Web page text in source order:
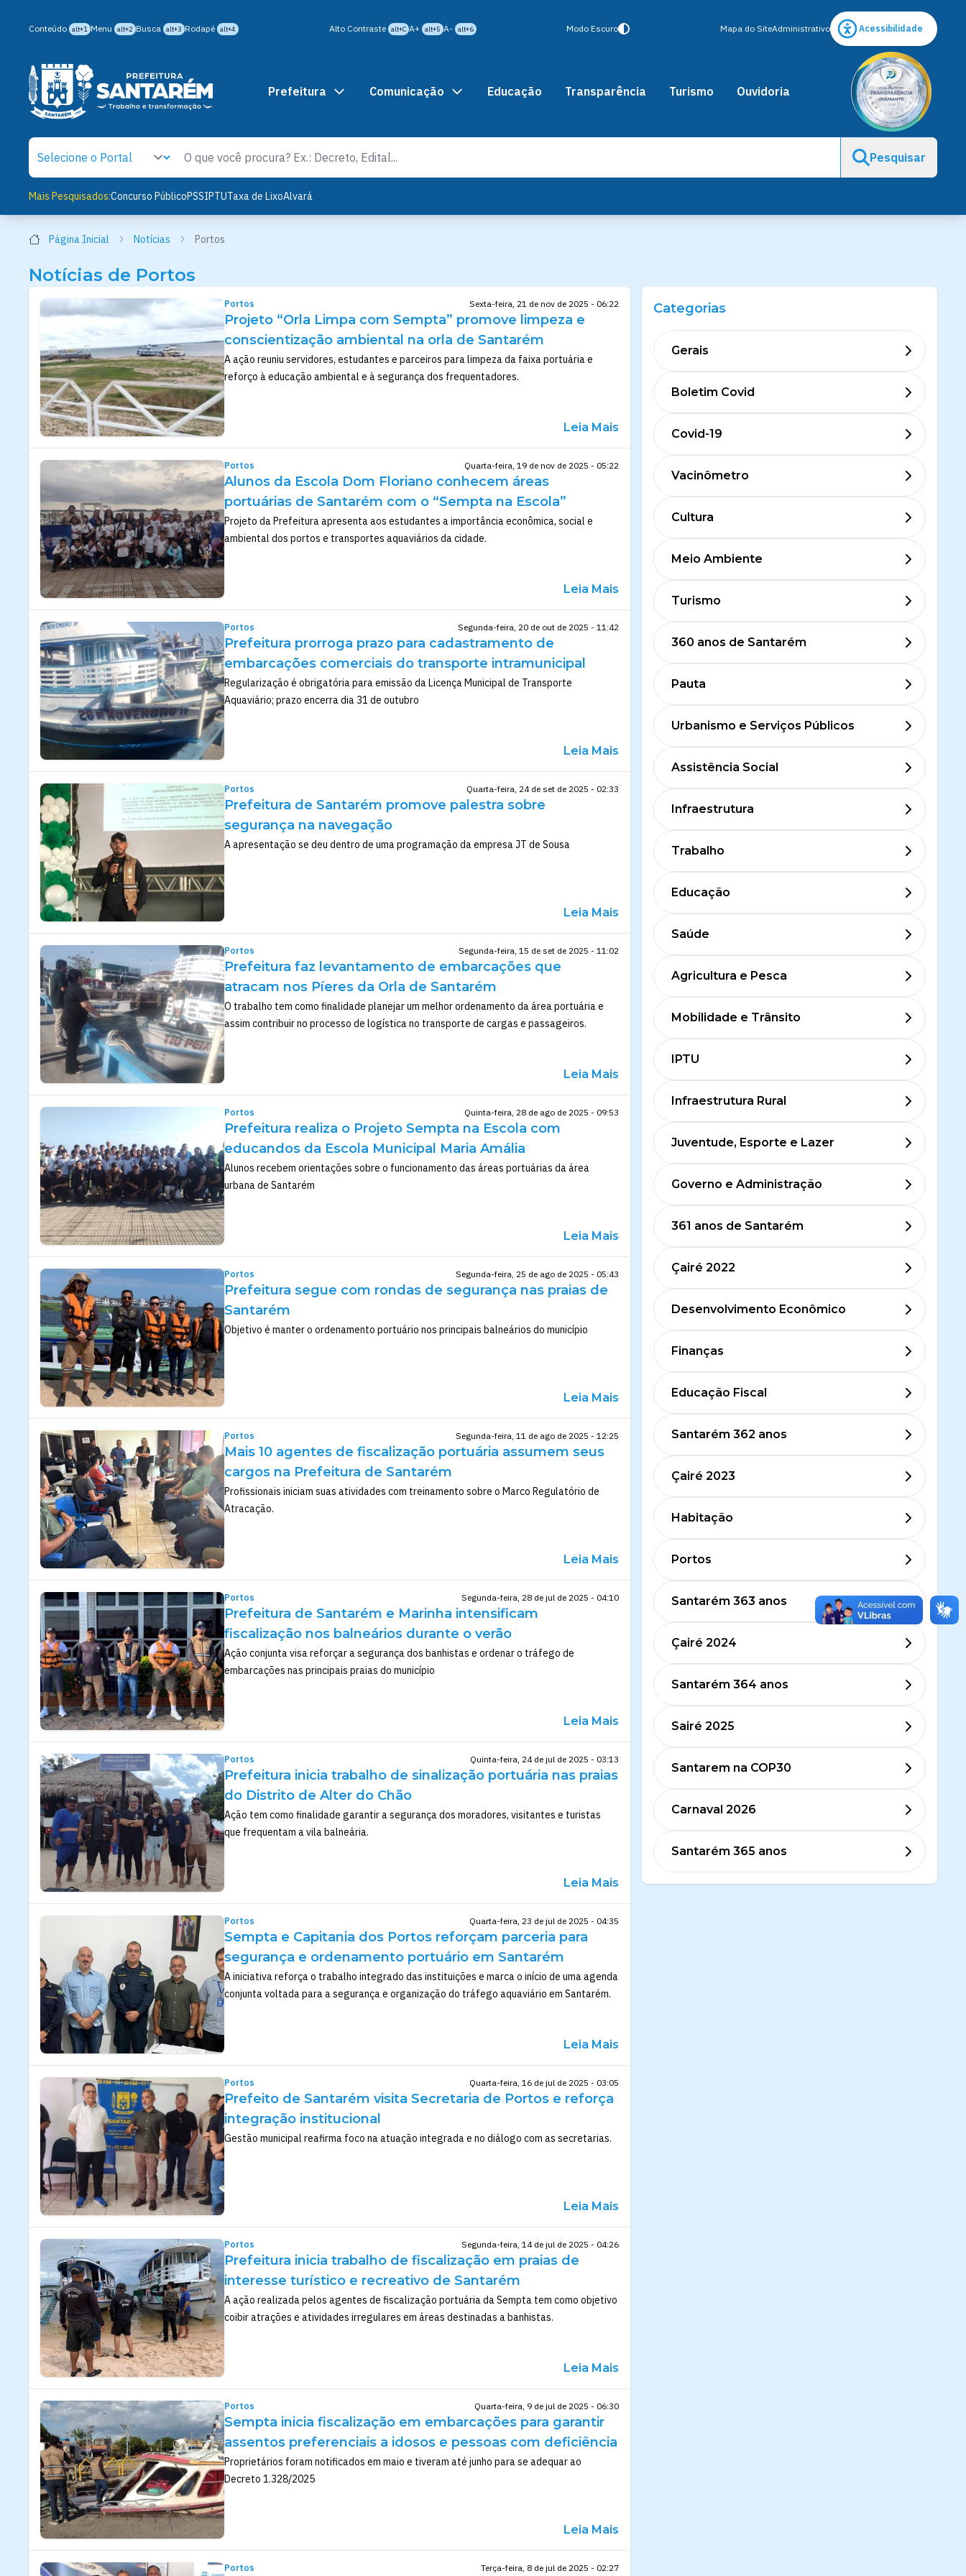
Conteúdo alt+1 Menu alt+2 Busca alt+3 Rodapé alt+4 Alto Contraste alt+C A+ alt+5 A- alt+6 Modo Escuro Mapa do SiteAdministrativo Acessibilidade
Prefeitura Comunicação Educação Transparência Turismo Ouvidoria
Pesquisar
Mais Pesquisados:Concurso PúblicoPSSIPTUTaxa de LixoAlvará
Página Inicial Notícias Portos
Notícias de Portos
Portos Sexta-feira, 21 de nov de 2025 - 06:22
Projeto “Orla Limpa com Sempta” promove limpeza e
conscientização ambiental na orla de Santarém
A ação reuniu servidores, estudantes e parceiros para limpeza da faixa portuária e
reforço à educação ambiental e à segurança dos frequentadores.
Leia Mais
Portos Quarta-feira, 19 de nov de 2025 - 05:22
Alunos da Escola Dom Floriano conhecem áreas
portuárias de Santarém com o “Sempta na Escola”
Projeto da Prefeitura apresenta aos estudantes a importância econômica, social e
ambiental dos portos e transportes aquaviários da cidade.
Leia Mais
Portos Segunda-feira, 20 de out de 2025 - 11:42
Prefeitura prorroga prazo para cadastramento de
embarcações comerciais do transporte intramunicipal
Regularização é obrigatória para emissão da Licença Municipal de Transporte
Aquaviário; prazo encerra dia 31 de outubro
Leia Mais
Portos Quarta-feira, 24 de set de 2025 - 02:33
Prefeitura de Santarém promove palestra sobre
segurança na navegação
A apresentação se deu dentro de uma programação da empresa JT de Sousa
Leia Mais
Portos Segunda-feira, 15 de set de 2025 - 11:02
Prefeitura faz levantamento de embarcações que
atracam nos Píeres da Orla de Santarém
O trabalho tem como finalidade planejar um melhor ordenamento da área portuária e
assim contribuir no processo de logística no transporte de cargas e passageiros.
Leia Mais
Portos Quinta-feira, 28 de ago de 2025 - 09:53
Prefeitura realiza o Projeto Sempta na Escola com
educandos da Escola Municipal Maria Amália
Alunos recebem orientações sobre o funcionamento das áreas portuárias da área
urbana de Santarém
Leia Mais
Portos Segunda-feira, 25 de ago de 2025 - 05:43
Prefeitura segue com rondas de segurança nas praias de
Santarém
Objetivo é manter o ordenamento portuário nos principais balneários do município
Leia Mais
Portos Segunda-feira, 11 de ago de 2025 - 12:25
Mais 10 agentes de fiscalização portuária assumem seus
cargos na Prefeitura de Santarém
Profissionais iniciam suas atividades com treinamento sobre o Marco Regulatório de
Atracação.
Leia Mais
Portos Segunda-feira, 28 de jul de 2025 - 04:10
Prefeitura de Santarém e Marinha intensificam
fiscalização nos balneários durante o verão
Ação conjunta visa reforçar a segurança dos banhistas e ordenar o tráfego de
embarcações nas principais praias do município
Leia Mais
Portos Quinta-feira, 24 de jul de 2025 - 03:13
Prefeitura inicia trabalho de sinalização portuária nas praias
do Distrito de Alter do Chão
Ação tem como finalidade garantir a segurança dos moradores, visitantes e turistas
que frequentam a vila balneária.
Leia Mais
Portos Quarta-feira, 23 de jul de 2025 - 04:35
Sempta e Capitania dos Portos reforçam parceria para
segurança e ordenamento portuário em Santarém
A iniciativa reforça o trabalho integrado das instituições e marca o início de uma agenda
conjunta voltada para a segurança e organização do tráfego aquaviário em Santarém.
Leia Mais
Portos Quarta-feira, 16 de jul de 2025 - 03:05
Prefeito de Santarém visita Secretaria de Portos e reforça
integração institucional
Gestão municipal reafirma foco na atuação integrada e no diálogo com as secretarias.
Leia Mais
Portos Segunda-feira, 14 de jul de 2025 - 04:26
Prefeitura inicia trabalho de fiscalização em praias de
interesse turístico e recreativo de Santarém
A ação realizada pelos agentes de fiscalização portuária da Sempta tem como objetivo
coibir atrações e atividades irregulares em áreas destinadas a banhistas.
Leia Mais
Portos Quarta-feira, 9 de jul de 2025 - 06:30
Sempta inicia fiscalização em embarcações para garantir
assentos preferenciais a idosos e pessoas com deficiência
Proprietários foram notificados em maio e tiveram até junho para se adequar ao
Decreto 1.328/2025
Leia Mais
Portos Terça-feira, 8 de jul de 2025 - 02:27
Categorias
Gerais
Boletim Covid
Covid-19
Vacinômetro
Cultura
Meio Ambiente
Turismo
360 anos de Santarém
Pauta
Urbanismo e Serviços Públicos
Assistência Social
Infraestrutura
Trabalho
Educação
Saúde
Agricultura e Pesca
Mobilidade e Trânsito
IPTU
Infraestrutura Rural
Juventude, Esporte e Lazer
Governo e Administração
361 anos de Santarém
Çairé 2022
Desenvolvimento Econômico
Finanças
Educação Fiscal
Santarém 362 anos
Çairé 2023
Habitação
Portos
Santarém 363 anos
Çairé 2024
Santarém 364 anos
Sairé 2025
Santarem na COP30
Carnaval 2026
Santarém 365 anos